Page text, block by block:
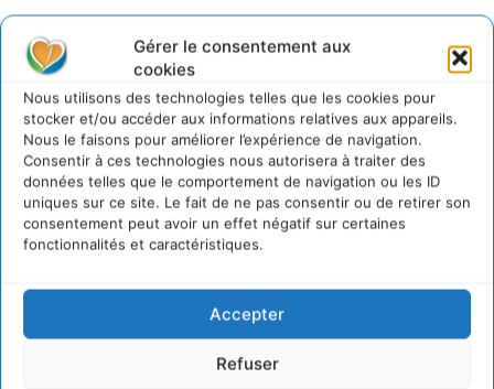
Gérer le consentement aux
cookies
Nous utilisons des technologies telles que les cookies pour
stocker et/ou accéder aux informations relatives aux appareils.
Nous le faisons pour améliorer l’expérience de navigation.
Consentir à ces technologies nous autorisera à traiter des
données telles que le comportement de navigation ou les ID
uniques sur ce site. Le fait de ne pas consentir ou de retirer son
consentement peut avoir un effet négatif sur certaines
fonctionnalités et caractéristiques.
Accepter
Refuser
@cdurableinfo
273Suiveurs